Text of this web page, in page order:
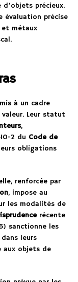
d’objets précieux.
évaluation précise
métaux
à un cadre
Leur statut
,
2 du Code de
obligations
renforcée par
, impose au
les modalités de
récente
sanctionne les
leurs
aux objets de